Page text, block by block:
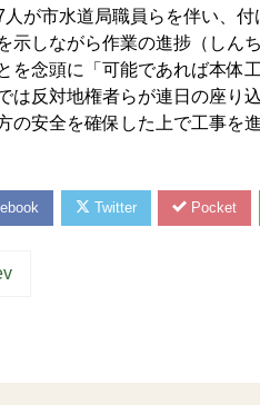
が市水道局職員らを伴い、付
示しながら作業の進捗（しん
を念頭に「可能であれば本体
は反対地権者らが連日の座り
の安全を確保した上で工事を
Twitter Pocket